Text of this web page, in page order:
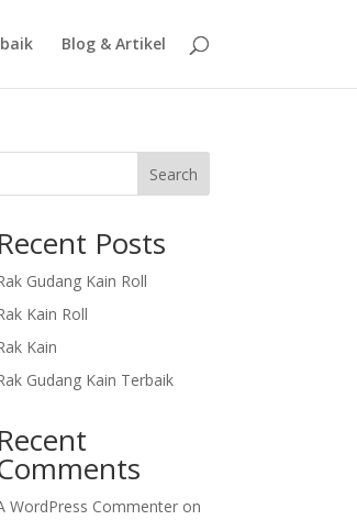
Blog & Artikel
Search
Recent Posts
Gudang Kain Roll
Kain Roll
Kain
Gudang Kain Terbaik
Recent
WordPress Commenter on